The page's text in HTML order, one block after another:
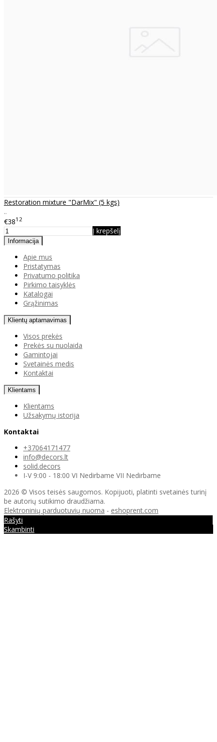
Restoration mixture "DarMix" (5 kgs)
..
€3812
Į krepšelį
Informacija
Apie mus
Pristatymas
Privatumo politika
Pirkimo taisyklės
Katalogai
Grąžinimas
Klientų aptarnavimas
Visos prekės
Prekės su nuolaida
Gamintojai
Svetainės medis
Kontaktai
Klientams
Klientams
Užsakymų istorija
Kontaktai
+37064171477
info@decors.lt
solid.decors
I-V 9:00 - 18:00 VI Nedirbame VII Nedirbame
2026 © Visos teisės saugomos. Kopijuoti, platinti svetainės turinį
be autorių sutikimo draudžiama.
Elektroninių parduotuvių nuoma - eshoprent.com
Rašyti
Skambinti